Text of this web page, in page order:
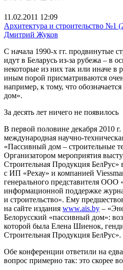
11.02.2011 12:09
Архитектура и строительство №1
Дмитрий Жуков
С начала 1990-х гг. продвинутые
идут в Беларусь из-за рубежа – в
некоторые из них так или иначе в
иным порой присматриваются
например, к тому, что
дом».
За десять лет ничего не появилось
В первой половине декабря 2010
международная научно-
«Пассивный дом – строительные
Организатором мероприятия
Строительная Продукция БелРус»
с ИП «Рехау» и компанией
генерального представителя
информационной поддержке
и строительство». Ему
на сайте издания www.ais.by –
Белорусский «пассивный дом»:
которой была Елена Шиенок,
Строительная Продукция БелРус».
Обе конференции ответили на
вопрос примерно так: это скорее